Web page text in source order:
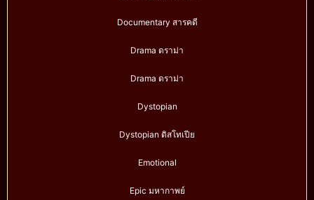
Documentary สารคดี
Drama ดราม่า
Drama ดราม่า
Dystopian
Dystopian ดิสโทเปีย
Emotional
Epic มหากาพย์